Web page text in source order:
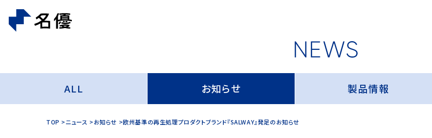
ALL お知らせ 製品情報
TOP ニュース お知らせ 欧州基準の再生処理プロダクトブランド『SALWAY』発足のお知らせ